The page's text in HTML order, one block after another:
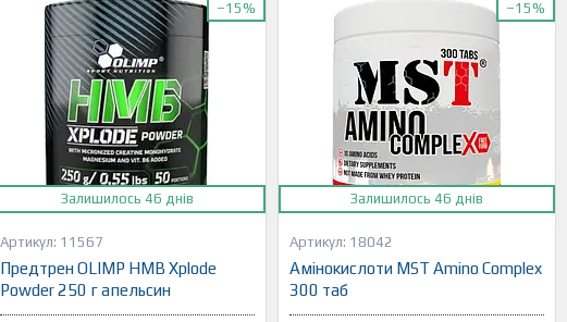
–15%
Залишилось 46 днів
11567
Предтрен OLIMP HMB Xplode
Powder 250 г апельсин
–15%
Залишилось 46 днів
18042
Амінокислоти MST Amino Complex
300 таб